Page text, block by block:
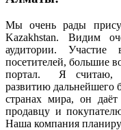
Мы очень рады
Kazakhstan. Видим
аудитории. Участие
посетителей, большие
портал. Я считаю,
развитию дальнейшего
странах мира, он даёт
продавцу и
Наша компания